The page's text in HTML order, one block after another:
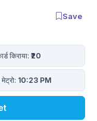
Save
किराया: ₹20
10:23 PM